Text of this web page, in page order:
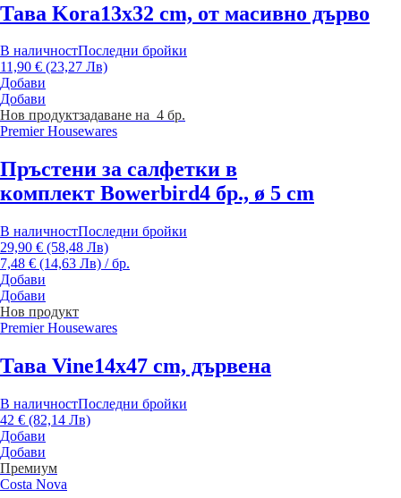
Тава Kora13x32 cm, от масивно дърво
В наличностПоследни бройки
11,90 € (23,27 Лв)
Добави
Добави
Нов продуктзадаване на 4 бр.
Premier Housewares
Пръстени за салфетки в
комплект Bowerbird4 бр., ø 5 cm
В наличностПоследни бройки
29,90 € (58,48 Лв)
7,48 € (14,63 Лв) / бр.
Добави
Добави
Нов продукт
Premier Housewares
Тава Vine14x47 cm, дървена
В наличностПоследни бройки
42 € (82,14 Лв)
Добави
Добави
Премиум
Costa Nova